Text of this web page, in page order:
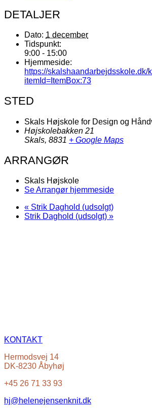
DETALJER
Dato: 1 december
Tidspunkt:
9:00 - 15:00
Hjemmeside:
https://skalshaandarbejdsskole.dk/
itemId=ItemBox:73
STED
Skals Højskole for Design og
Højskolebakken 21
Skals, 8831 + Google Maps
ARRANGØR
Skals Højskole
Se Arrangør hjemmeside
« Strik Daghold (udsolgt)
Strik Daghold (udsolgt) »
KONTAKT
Hermodsvej 14
DK-8230 Åbyhøj
+45 26 71 33 93
hj@helenejensenknit.dk